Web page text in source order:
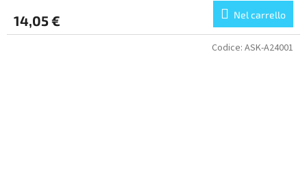
14,05 € Nel carrello
Codice: ASK-A24001